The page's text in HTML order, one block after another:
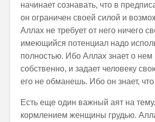
начинает сознавать, что в
он ограничен своей силой и
Аллах не требует от него ничего
имеющийся потенциал надо
полностью. Ибо Аллах знает о нем
собственно, и задает человеку
его не обманешь. Ибо он знает,
Есть еще один важный аят на
кормлением женщины грудью.